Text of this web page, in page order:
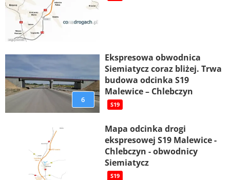
6
Ekspresowa obwodnica
Siemiatycz coraz bliżej. Trwa
budowa odcinka S19
Malewice – Chlebczyn
S19
Mapa odcinka drogi
ekspresowej S19 Malewice -
Chlebczyn - obwodnicy
Siemiatycz
S19